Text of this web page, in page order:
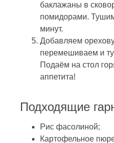
баклажаны в
помидорами.
минут.
Добавляем
перемешиваем и
Подаём на стол
аппетита!
Подходящие
Рис фасолиной;
Картофельное